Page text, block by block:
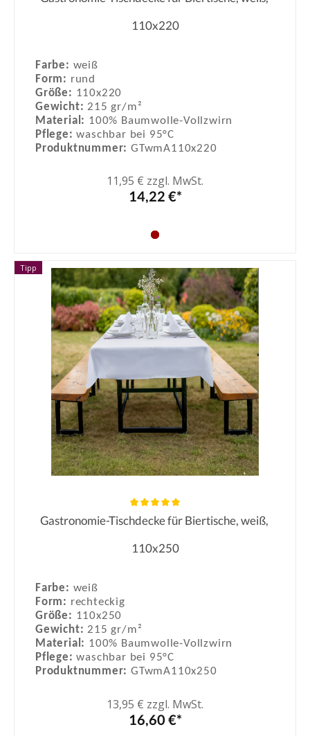
Durchschnittliche Bewertung von 0
110x220
Farbe: weiß
Form: rund
Größe: 110x220
Gewicht:215 gr/m²
Material: 100% Baumwolle-Vollzwirn
Pflege:waschbar bei 95°C
Produktnummer: GTwmA110x220
11,95 € zzgl. MwSt.
14,22 €*
Tipp
Durchschnittliche Bewertung von 5
Gastronomie-Tischdecke für Biertische, weiß,
110x250
Farbe: weiß
Form: rechteckig
Größe: 110x250
Gewicht:215 gr/m²
Material: 100% Baumwolle-Vollzwirn
Pflege:waschbar bei 95°C
Produktnummer: GTwmA110x250
13,95 € zzgl. MwSt.
16,60 €*